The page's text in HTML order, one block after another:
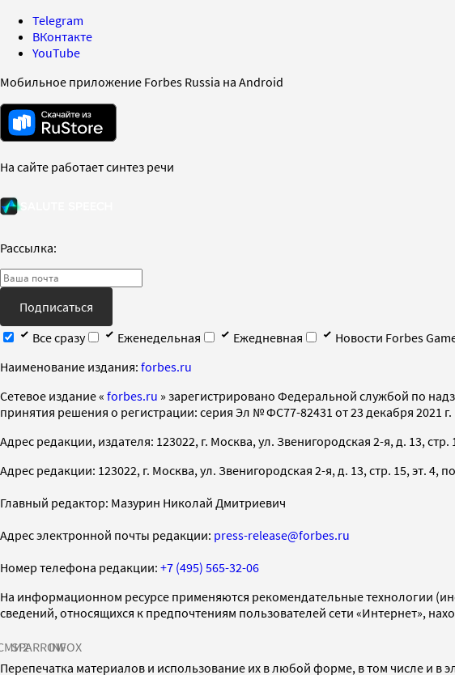
Telegram
ВКонтакте
YouTube
Мобильное приложение Forbes Russia на Android
На сайте работает синтез речи
Рассылка:
Подписаться
Все сразу
Еженедельная Ежедневная
Новости Forbes
Наименование издания: forbes.ru
Cетевое издание « forbes.ru » зарегистрировано Федеральной службой по
принятия решения о регистрации: серия Эл № ФС77-82431 от 23 декабря 2021 г.
Адрес редакции, издателя: 123022, г. Москва, ул. Звенигородская 2-я, д. 13, стр.
Адрес редакции: 123022, г. Москва, ул. Звенигородская 2-я, д. 13, стр. 15, эт. 4,
Главный редактор: Мазурин Николай Дмитриевич
Адрес электронной почты редакции: press-release@forbes.ru
Номер телефона редакции: +7 (495) 565-32-06
На информационном ресурсе применяются рекомендательные технологии
сведений, относящихся к предпочтениям пользователей сети «Интернет»,
SPARROWINFOX
Перепечатка материалов и использование их в любой форме, в том числе и